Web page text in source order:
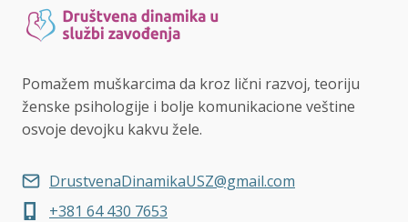
Pomažem muškarcima da kroz lični razvoj, teoriju
ženske psihologije i bolje komunikacione veštine
osvoje devojku kakvu žele.
DrustvenaDinamikaUSZ@gmail.com
+381 64 430 7653